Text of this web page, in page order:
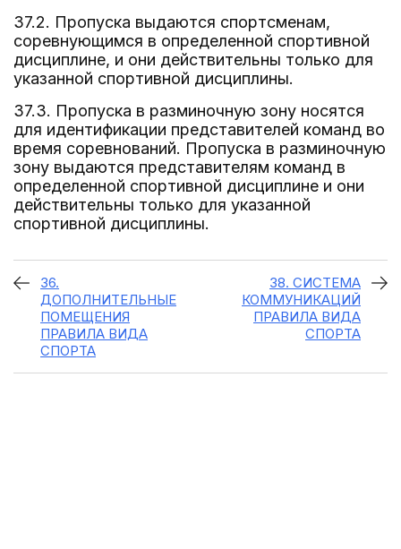
37.2. Пропуска выдаются спортсменам,
соревнующимся в определенной спортивной
дисциплине, и они действительны только для
указанной спортивной дисциплины.
37.3. Пропуска в разминочную зону носятся
для идентификации представителей команд во
время соревнований. Пропуска в разминочную
зону выдаются представителям команд в
определенной спортивной дисциплине и они
действительны только для указанной
спортивной дисциплины.
36.
ДОПОЛНИТЕЛЬНЫЕ
ПОМЕЩЕНИЯ
ПРАВИЛА ВИДА
СПОРТА
38. СИСТЕМА
КОММУНИКАЦИЙ
ПРАВИЛА ВИДА
СПОРТА